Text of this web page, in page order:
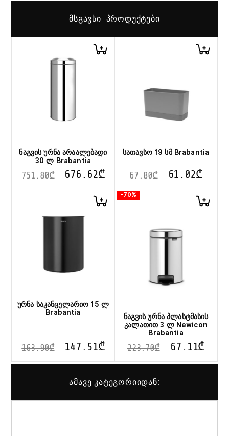
ᲛᲡᲒᲐᲕᲡᲘ ᲞᲠᲝᲓᲣᲥᲢᲔᲑᲘ
ნაგვის ურნა არაალებადი
30 ლ Brabantia
751.80₾ 676.62₾
სათავსო 19 სმ Brabantia
67.80₾ 61.02₾
ურნა საკანცელარიო 15 ლ
Brabantia
163.90₾ 147.51₾
-70%
ნაგვის ურნა პლასტმასის
კალათით 3 ლ Newicon
Brabantia
223.70₾ 67.11₾
ამავე კატეგორიიდან: